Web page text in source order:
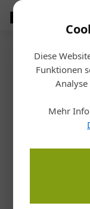
Diese
Funktionen
Mehr
Neue
Bundesinnung Bau
Der neue